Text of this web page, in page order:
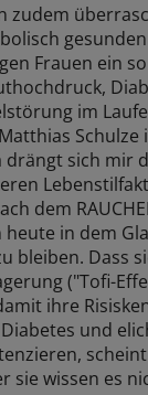
zudem
gesunden
Frauen ein
im
Schulze
drängt sich mir
dem
in dem
bleiben. Dass
("Tofi-
ihre
und
sie wissen es